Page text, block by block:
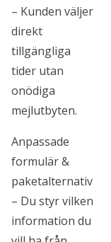
– Kunden väljer
direkt
tillgängliga
tider utan
onödiga
mejlutbyten.
Anpassade
formulär &
paketalternativ
– Du styr vilken
information du